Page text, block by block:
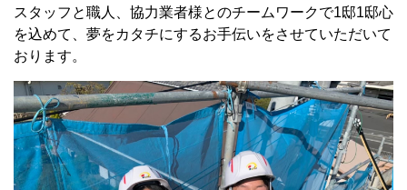
スタッフと職人、協力業者様とのチームワークで1邸1邸心
を込めて、夢をカタチにするお手伝いをさせていただいて
おります。